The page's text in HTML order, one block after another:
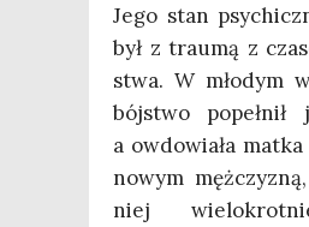
Jego stan
był z trau­mą z
stwa. W mło­dym
bój­stwo popeł­nił
a owdo­wia­ła mat­ka
nowym
niej